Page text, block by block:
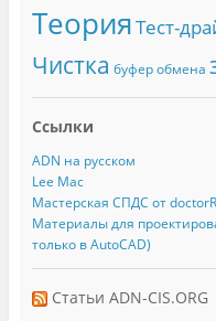
ТеорияТест-
Чистка буфер обмена
Ссылки
ADN на русском
Lee Mac
Мастерская СПДС от
Материалы для
только в AutoCAD)
Статьи ADN-CIS.ORG